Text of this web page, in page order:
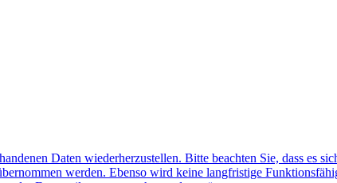
Daten wiederherzustellen. Bitte beachten Sie, dass es
werden. Ebenso wird keine langfristige